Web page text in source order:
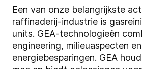
Een van onze belangrijkste
raffinaderij-industrie is
units. GEA-technologieën
engineering, milieuaspecten en
energiebesparingen. GEA